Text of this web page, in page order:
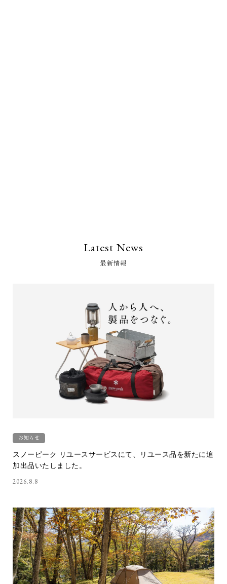
Latest News
最新情報
お知らせ
スノーピーク リユースサービスにて、リユース品を新たに追
加出品いたしました。
2026.8.8